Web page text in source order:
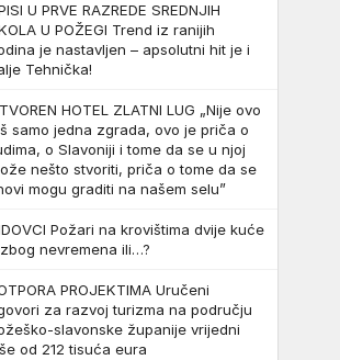
U PRVE RAZREDE SREDNJIH
U POŽEGI Trend iz ranijih
je nastavljen – apsolutni hit je i
Tehnička!
HOTEL ZLATNI LUG „Nije ovo
samo jedna zgrada, ovo je priča o
o Slavoniji i tome da se u njoj
nešto stvoriti, priča o tome da se
mogu graditi na našem selu”
Požari na krovištima dvije kuće
nevremena ili…?
PROJEKTIMA Uručeni
za razvoj turizma na području
slavonske županije vrijedni
od 212 tisuća eura